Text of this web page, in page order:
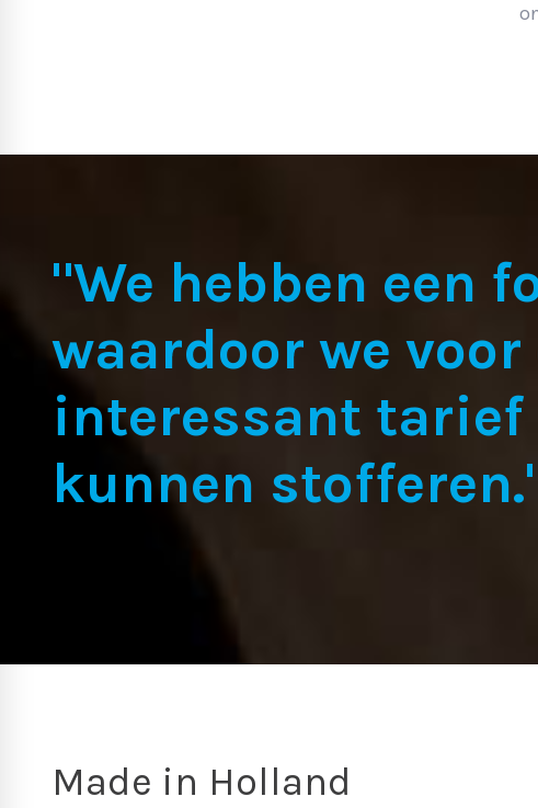
"We hebben een
waardoor we voor
interessant tarief
kunnen
Made in Holland